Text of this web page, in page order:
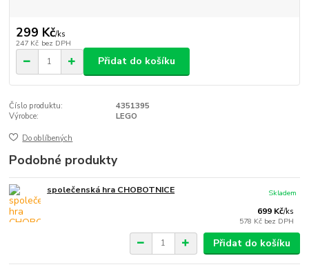
299 Kč/ks
247 Kč bez DPH
Přidat do košíku
Číslo produktu:
4351395
Výrobce:
LEGO
Do oblíbených
Podobné produkty
společenská hra CHOBOTNICE
699 Kč/ks
578 Kč bez DPH
Skladem
Přidat do košíku